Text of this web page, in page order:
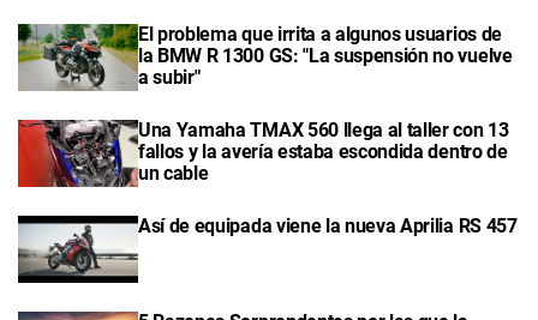
El problema que irrita a algunos usuarios de
la BMW R 1300 GS: "La suspensión no vuelve
a subir"
Una Yamaha TMAX 560 llega al taller con 13
fallos y la avería estaba escondida dentro de
un cable
Así de equipada viene la nueva Aprilia RS 457